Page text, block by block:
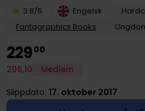
3.8/5 Engelsk
Fantagraphics Books
22900
206,10 Medlem
Slippdato: 17. oktober 2017